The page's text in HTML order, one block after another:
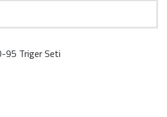
95 Triger Seti